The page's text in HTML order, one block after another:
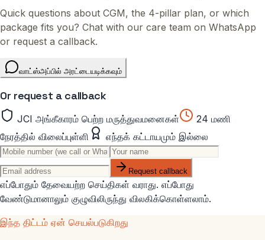
Quick questions about CGM, the 4-pillar plan, or which
package fits you? Chat with our care team on WhatsApp
or request a callback.
வாட்ஸ்அப்பில் அரட்டையடிக்கவும்
Or request a callback
JCI அங்கீகாரம் பெற்ற மருத்துவமனைகள்
24 மணி
நேரத்தில் விலைப்புள்ளி
எந்தக் கட்டாயமும் இல்லை
Request callback
எப்போதும் தேவையற்ற செய்திகள் வராது. எப்போது
வேண்டுமானாலும் குழுவிலிருந்து விலகிக்கொள்ளலாம்.
இந்த திட்டம் ஏன் செயல்படுகிறது